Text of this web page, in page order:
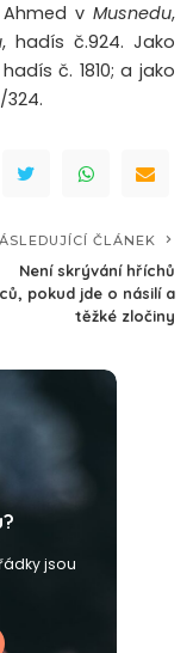
v Musnedu,
, hadís č.924. Jako
č. 1810; a jako
324.
ČLÁNEK
Není skrývání hříchů
pokud jde o násilí a
těžké zločiny
jsou